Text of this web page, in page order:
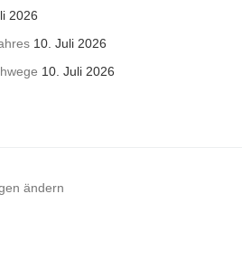
2026
10. Juli 2026
10. Juli 2026
ändern